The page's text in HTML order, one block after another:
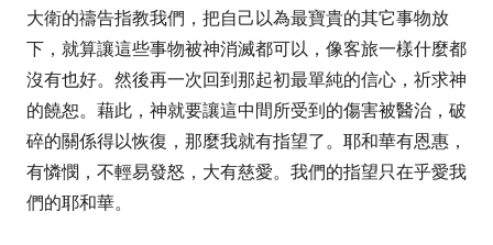
大衛的禱告指教我們，把自己以為最寶貴的其它事物放
下，就算讓這些事物被神消滅都可以，像客旅一樣什麼都
沒有也好。然後再一次回到那起初最單純的信心，祈求神
的饒恕。藉此，神就要讓這中間所受到的傷害被醫治，破
碎的關係得以恢復，那麼我就有指望了。耶和華有恩惠，
有憐憫，不輕易發怒，大有慈愛。我們的指望只在乎愛我
們的耶和華。